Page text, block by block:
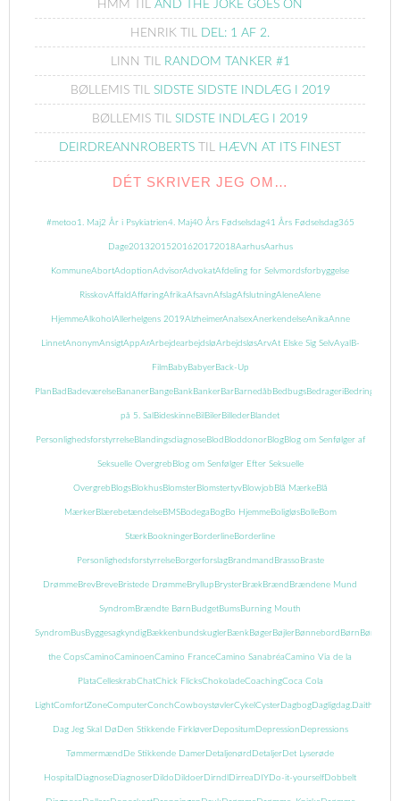
HMM TIL AND THE JOKE GOES ON
HENRIK TIL DEL: 1 AF 2.
LINN TIL RANDOM TANKER #1
BØLLEMISTIL SIDSTE SIDSTE INDLÆG I 2019
BØLLEMIS TIL SIDSTE INDLÆG I 2019
DEIRDREANNROBERTS TIL HÆVN AT ITS FINEST
DÉT SKRIVER JEG OM…
#metoo 1. Maj2 År i Psykiatrien4. Maj40 Års Fødselsdag41 Års Fødselsdag365
Dage20132015201620172018AarhusAarhus
KommuneAbortAdoptionAdvisorAdvokatAfdeling for Selvmordsforbyggelse
RisskovAffald AfføringAfrikaAfsavnAfslagAfslutningAleneAlene
HjemmeAlkohol Allerhelgens 2019AlzheimerAnalsexAnerkendelseAnikaAnne
LinnetAnonymAnsigtAppArArbejdearbejdsløArbejdsløsArvAt Elske Sig SelvAyal B-
FilmBabyBabyerBack-Up
Plan Bad BadeværelseBananerBangeBankBankerBarBarnedåb BedbugsBedrageriBedring
på 5. Sal BideskinneBil BilerBillederBlandet
PersonlighedsforstyrrelseBlandingsdiagnoseBlod BloddonorBlogBlog om Senfølger af
Seksuelle Overgreb Blog om Senfølger Efter Seksuelle
Overgreb BlogsBlokhusBlomsterBlomstertyvBlowjob Blå MærkeBlå
MærkerBlærebetændelseBMSBodega BogBo HjemmeBoligløsBolleBom
StærkBookningerBorderlineBorderline
PersonlighedsforstyrrelseBorgerforslagBrandmand Brasso Braste
DrømmeBrevBreveBristede DrømmeBryllup BrysterBrækBrænd Brændene Mund
SyndromBrændte Børn BudgetBumsBurning Mouth
SyndromBusByggesagkyndigBækkenbundskuglerBænkBøgerBøjlerBønnebord Børn Børnebog
the CopsCaminoCaminoenCamino FranceCamino SanabréaCamino Via de la
PlataCelleskrabChatChick FlicksChokoladeCoachingCoca Cola
LightComfortZoneComputerConchCowboystøvlerCykelCysterDagbogDagligdag.Daith
Dag Jeg Skal Dø Den Stikkende FirkløverDepositumDepression Depressions
Tømmermænd De Stikkende DamerDetaljenørd DetaljerDet Lyserøde
Hospital DiagnoseDiagnoserDildo DildoerDirndl Dirrea DIYDo-it-yourselfDobbelt